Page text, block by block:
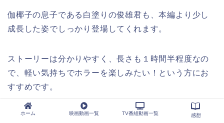
伽椰子の息子である白塗りの俊雄君も、本編より少し
成長した姿でしっかり登場してくれます。
ストーリーは分かりやすく、長さも１時間半程度なの
で、軽い気持ちでホラーを楽しみたい！という方にお
すすめです。
ホーム 映画動画一覧 TV番組動画一覧 感想